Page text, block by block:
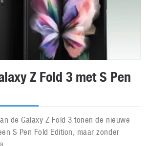
Z Fold 3 met S Pen
de Galaxy Z Fold 3 tonen de nieuwe
S Pen Fold Edition, maar zonder